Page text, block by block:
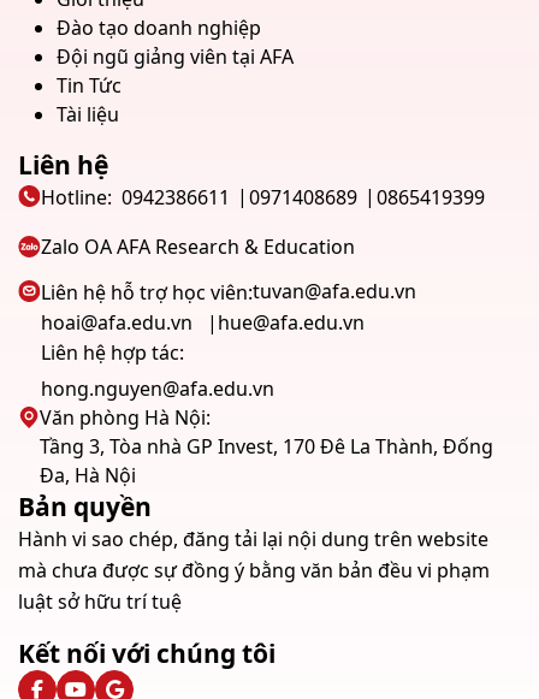
Đào tạo doanh nghiệp
Đội ngũ giảng viên tại AFA
Tin Tức
Tài liệu
Liên hệ
Hotline: 0942386611 0971408689
0865419399
Zalo OA AFA Research & Education
Liên hệ hỗ trợ học viên:tuvan@afa.edu.vn
hoai@afa.edu.vn
hue@afa.edu.vn
Liên hệ hợp tác:
hong.nguyen@afa.edu.vn
Văn phòng Hà Nội:
Tầng 3, Tòa nhà GP Invest, 170 Đê La Thành, Đống
Đa, Hà Nội
Bản quyền
Hành vi sao chép, đăng tải lại nội dung trên website
mà chưa được sự đồng ý bằng văn bản đều vi phạm
luật sở hữu trí tuệ
Kết nối với chúng tôi